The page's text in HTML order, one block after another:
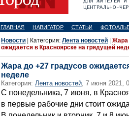
ГЛАВНАЯ НАВИГАТОР СТАТЬИ
Новости | Категория: Лента новостей
Жара
ожидается в Красноярске на грядущей
Жара до +27 градусов
неделе
Категория: Лента новостей, 7 июня 2021,
С понедельника, 7 июня, в
в первые рабочие дни стоит